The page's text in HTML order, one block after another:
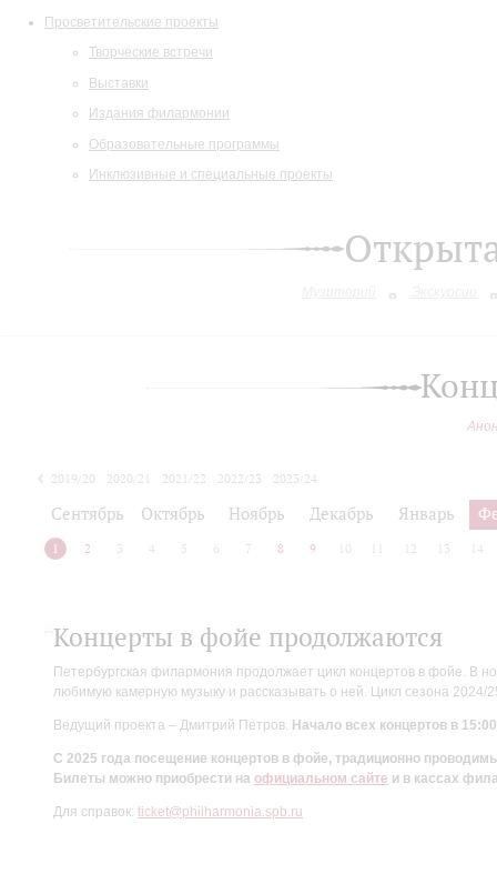
Просветительские проекты
Творческие встречи
Выставки
Издания филармонии
Образовательные программы
Инклюзивные и специальные проекты
2019/20 2020/21 2021/22 2022/23
2023/24
Сентябрь Октябрь Ноябрь Декабрь Январь
1 2 3 4 5 6 7 8 9 10 12 13 14
Концерты в фойе продолжаются
Петербургская филармония продолжает цикл концертов в фойе. В
любимую камерную музыку и рассказывать о ней. Цикл сезона
Ведущий проекта – Дмитрий Петров. Начало всех концертов в
С 2025 года посещение концертов в фойе, традиционно
Билеты можно приобрести на официальном сайте и в кассах
Для справок: ticket@philharmonia.spb.ru